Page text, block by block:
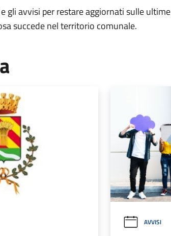
gli avvisi per restare aggiornati sulle ultime
succede nel territorio comunale.
AVVISI